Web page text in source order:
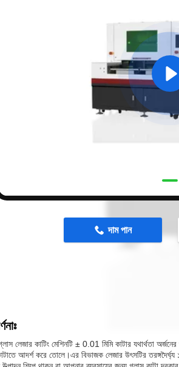
দাম পান
লেজার কাটিং মেশিনটি ± 0.01 মিমি কাটার যথার্থতা
আদর্শ করে তোলে।এর বিভাজক লেজার উৎসটির